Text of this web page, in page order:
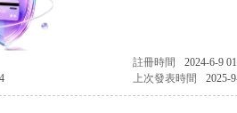
註冊時間
2024-6-9
上次發表時間 2025-